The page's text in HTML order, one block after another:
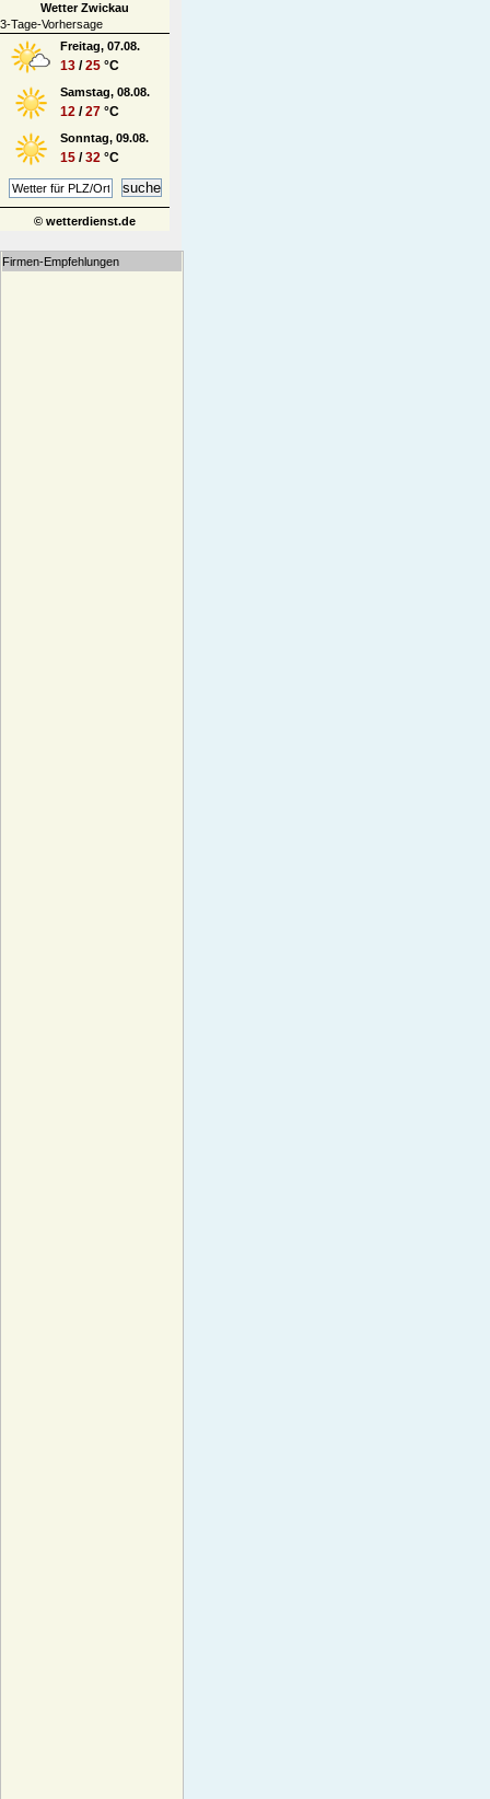
Wetter Zwickau
3-Tage-Vorhersage
Freitag, 07.08.
13 /25 °C
Samstag, 08.08.
12 /27 °C
Sonntag, 09.08.
15 /32 °C
© wetterdienst.de
Firmen-Empfehlungen